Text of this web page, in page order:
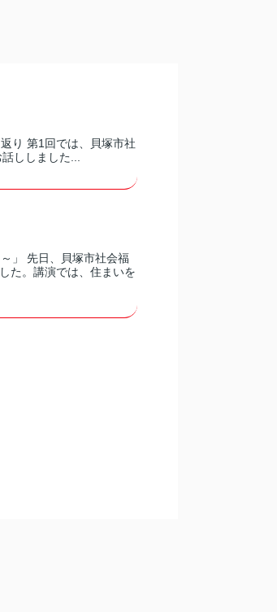
り 第1回では、貝塚市社
ししました...
」 先日、貝塚市社会福
た。講演では、住まいを